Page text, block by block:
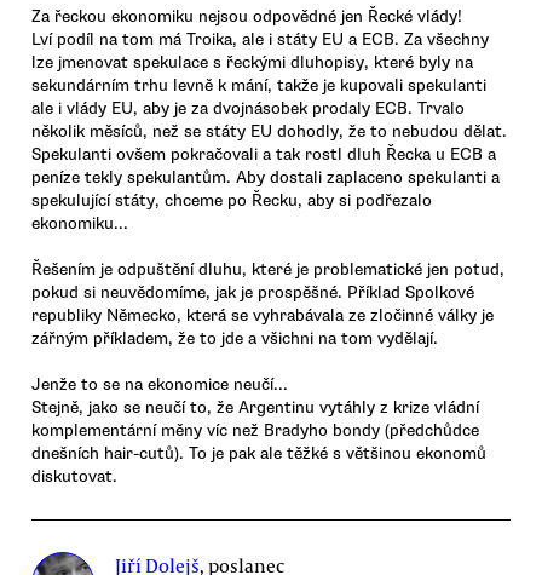
Za řeckou ekonomiku nejsou odpovědné jen Řecké vlády!
Lví podíl na tom má Troika, ale i státy EU a ECB. Za všechny
lze jmenovat spekulace s řeckými dluhopisy, které byly na
sekundárním trhu levně k mání, takže je kupovali spekulanti
ale i vlády EU, aby je za dvojnásobek prodaly ECB. Trvalo
několik měsíců, než se státy EU dohodly, že to nebudou dělat.
Spekulanti ovšem pokračovali a tak rostl dluh Řecka u ECB a
peníze tekly spekulantům. Aby dostali zaplaceno spekulanti a
spekulující státy, chceme po Řecku, aby si podřezalo
ekonomiku...
Řešením je odpuštění dluhu, které je problematické jen potud,
pokud si neuvědomíme, jak je prospěšné. Příklad Spolkové
republiky Německo, která se vyhrabávala ze zločinné války je
zářným příkladem, že to jde a všichni na tom vydělají.
Jenže to se na ekonomice neučí...
Stejně, jako se neučí to, že Argentinu vytáhly z krize vládní
komplementární měny víc než Bradyho bondy (předchůdce
dnešních hair-cutů). To je pak ale těžké s většinou ekonomů
diskutovat.
Jiří Dolejš, poslanec